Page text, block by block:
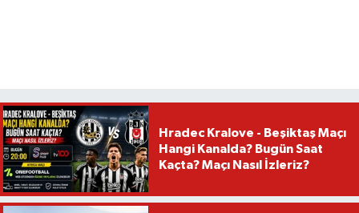
Hradec Kralove - Beşiktaş Maçı
Hangi Kanalda? Bugün Saat
Kaçta? Maçı Nasıl İzleriz?